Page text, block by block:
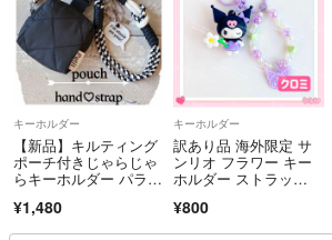
キーホルダー
【新品】キルティング
ポーチ付きじゃらじゃ
らキーホルダー パラコ
ラップ タッセル シル
バーレトロチャーム
¥1,480
キーホルダー
訳あり品 海外限定 サ
ンリオ フラワー キー
ホルダー ストラッ
¥800